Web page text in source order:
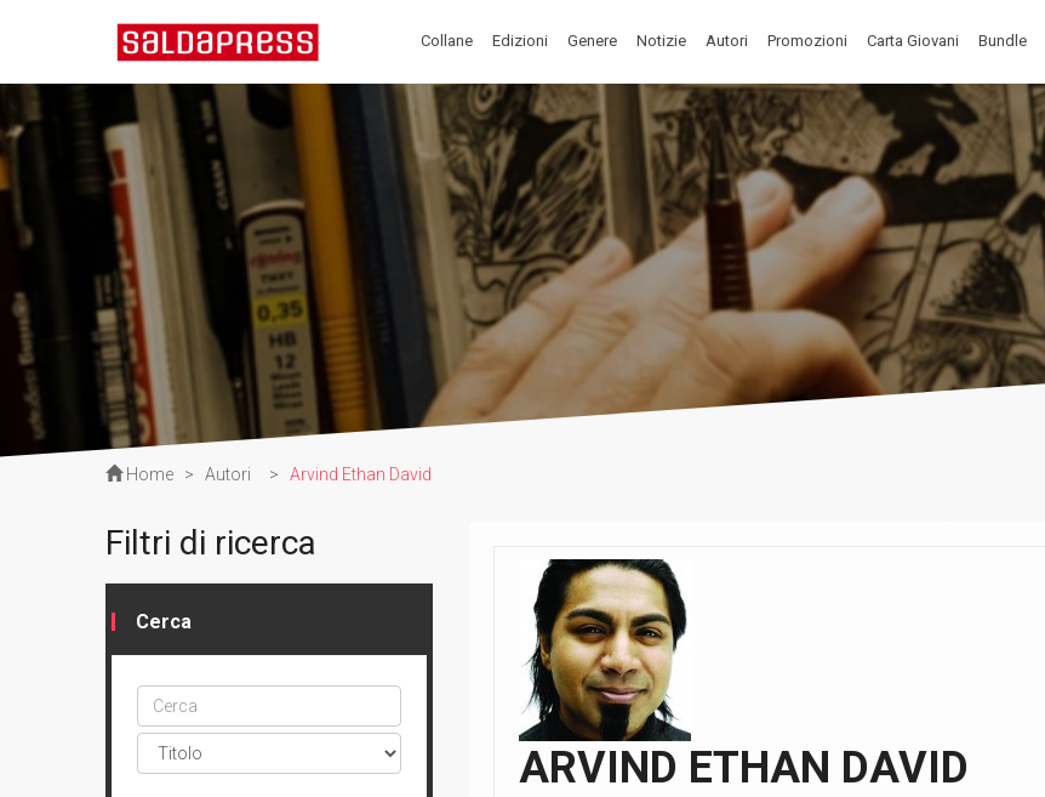
Collane Edizioni Genere Notizie Autori Promozioni Carta Giovani Bundle
Home > Autori > Arvind Ethan David
ARVIND ETHAN DAVID
Filtri di ricerca
Cerca
Cerca
ptype